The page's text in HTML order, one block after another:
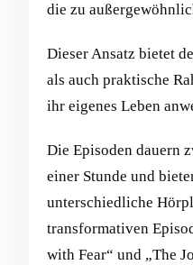
die zu
Dieser Ansatz bietet
als auch praktische
ihr eigenes Leben
Die Episoden dauern
einer Stunde und
unterschiedliche
transformativen
with Fear“ und „The